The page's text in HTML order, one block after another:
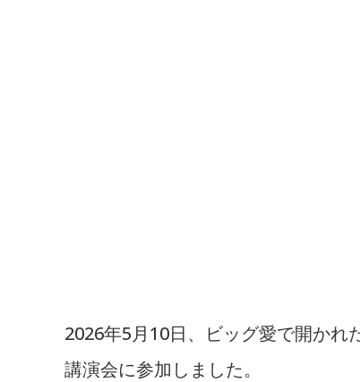
2026年5月10日、ビッグ愛で開かれ
講演会に参加しました。